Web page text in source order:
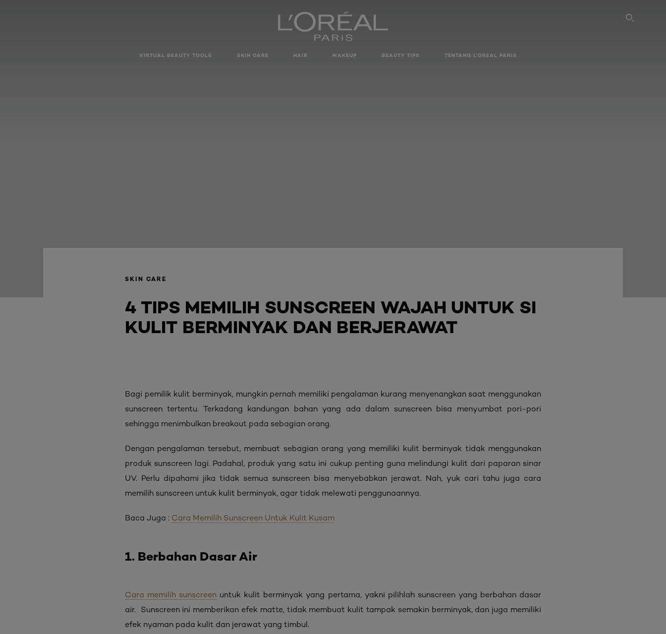
VIRTUAL BEAUTY TOOLS SKIN CARE HAIR MAKEUP BEAUTY TIPS TENTANG L'OREAL PARIS
SKIN CARE
4 TIPS MEMILIH SUNSCREEN WAJAH UNTUK SI
KULIT BERMINYAK DAN BERJERAWAT
Bagi pemilik kulit berminyak, mungkin pernah memiliki pengalaman kurang menyenangkan saat menggunakan
sunscreen tertentu. Terkadang kandungan bahan yang ada dalam sunscreen bisa menyumbat pori-pori
sehingga menimbulkan breakout pada sebagian orang.
Dengan pengalaman tersebut, membuat sebagian orang yang memiliki kulit berminyak tidak menggunakan
produk sunscreen lagi. Padahal, produk yang satu ini cukup penting guna melindungi kulit dari paparan sinar
UV. Perlu dipahami jika tidak semua sunscreen bisa menyebabkan jerawat. Nah, yuk cari tahu juga cara
memilih sunscreen untuk kulit berminyak, agar tidak melewati penggunaannya.
Baca Juga : Cara Memilih Sunscreen Untuk Kulit Kusam
1. Berbahan Dasar Air
Cara memilih sunscreen untuk kulit berminyak yang pertama, yakni pilihlah sunscreen yang berbahan dasar
air. Sunscreen ini memberikan efek matte, tidak membuat kulit tampak semakin berminyak, dan juga memiliki
efek nyaman pada kulit dan jerawat yang timbul.